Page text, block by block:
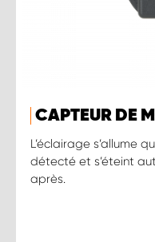
CAPTEUR DE
L’éclairage s’allume
détecté et s’éteint
après.